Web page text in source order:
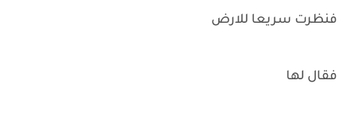
فنظرت سريعا للارض
فقال لها